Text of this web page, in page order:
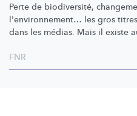
Perte de biodiversité,
l'environnement… les gros
dans les médias. Mais il existe
FNR